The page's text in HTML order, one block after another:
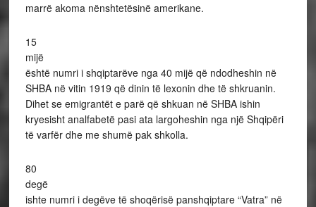
marrë akoma nënshtetësinë amerikane.
15
mijë
është numri i shqiptarëve nga 40 mijë që ndodheshin në
SHBA në vitin 1919 që dinin të lexonin dhe të shkruanin.
Dihet se emigrantët e parë që shkuan në SHBA ishin
kryesisht analfabetë pasi ata largoheshin nga një Shqipëri
të varfër dhe me shumë pak shkolla.
80
degë
ishte numri i degëve të shoqërisë panshqiptare “Vatra” në